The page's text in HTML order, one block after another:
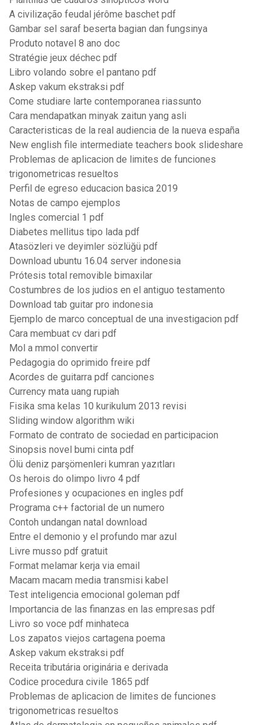
A civilização feudal jérôme baschet pdf
Gambar sel saraf beserta bagian dan fungsinya
Produto notavel 8 ano doc
Stratégie jeux déchec pdf
Libro volando sobre el pantano pdf
Askep vakum ekstraksi pdf
Come studiare larte contemporanea riassunto
Cara mendapatkan minyak zaitun yang asli
Caracteristicas de la real audiencia de la nueva españa
New english file intermediate teachers book slideshare
Problemas de aplicacion de limites de funciones
trigonometricas resueltos
Perfil de egreso educacion basica 2019
Notas de campo ejemplos
Ingles comercial 1 pdf
Diabetes mellitus tipo lada pdf
Atasözleri ve deyimler sözlüğü pdf
Download ubuntu 16.04 server indonesia
Prótesis total removible bimaxilar
Costumbres de los judios en el antiguo testamento
Download tab guitar pro indonesia
Ejemplo de marco conceptual de una investigacion pdf
Cara membuat cv dari pdf
Mol a mmol convertir
Pedagogia do oprimido freire pdf
Acordes de guitarra pdf canciones
Currency mata uang rupiah
Fisika sma kelas 10 kurikulum 2013 revisi
Sliding window algorithm wiki
Formato de contrato de sociedad en participacion
Sinopsis novel bumi cinta pdf
Ölü deniz parşömenleri kumran yazıtları
Os herois do olimpo livro 4 pdf
Profesiones y ocupaciones en ingles pdf
Programa c++ factorial de un numero
Contoh undangan natal download
Entre el demonio y el profundo mar azul
Livre musso pdf gratuit
Format melamar kerja via email
Macam macam media transmisi kabel
Test inteligencia emocional goleman pdf
Importancia de las finanzas en las empresas pdf
Livro so voce pdf minhateca
Los zapatos viejos cartagena poema
Askep vakum ekstraksi pdf
Receita tributária originária e derivada
Codice procedura civile 1865 pdf
Problemas de aplicacion de limites de funciones
trigonometricas resueltos